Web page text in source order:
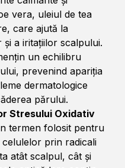
vera, uleiul de tea
care ajută la
a iritațiilor scalpului.
un echilibru
prevenind apariția
dermatologice
părului.
Stresului Oxidativ
termen folosit pentru
prin radicali
atât scalpul, cât și